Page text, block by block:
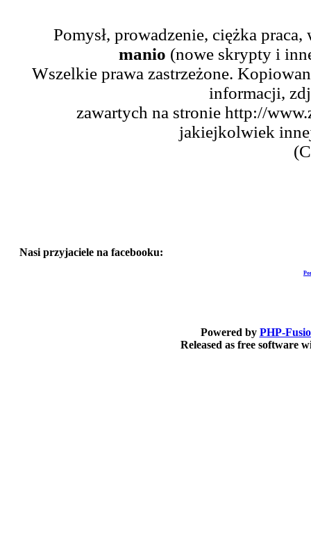
Pomysł, prowadzenie, ciężka
manio (nowe skrypty i
Wszelkie prawa zastrzeżone.
informacji,
zawartych na stronie http://
jakiejkolwiek
Nasi przyjaciele na facebooku:
Powered by PHP-
Released as free software